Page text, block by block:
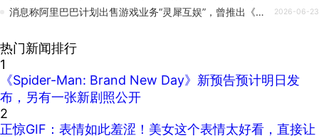
消息称阿里巴巴计划出售游戏业务“灵犀互娱”，曾推出《三国志 · 战略版》 2026-06-23
热门新闻排行
1
《Spider-Man: Brand New Day》新预告预计明日发
布，另有一张新剧照公开
2
正惊GIF：表情如此羞涩！美女这个表情太好看，直接让